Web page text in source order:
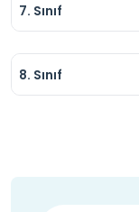
7. Sınıf
8. Sınıf